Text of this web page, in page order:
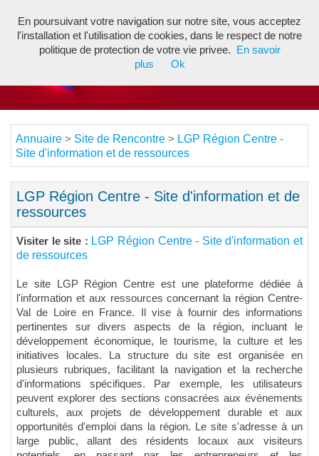
Annuaire > Site de Rencontre > LGP Région Centre -
Site d'information et de ressources
LGP Région Centre - Site d'information et de
ressources
Visiter le site : LGP Région Centre - Site d'information et
de ressources
Le site LGP Région Centre est une plateforme dédiée à
l'information et aux ressources concernant la région Centre-
Val de Loire en France. Il vise à fournir des informations
pertinentes sur divers aspects de la région, incluant le
développement économique, le tourisme, la culture et les
initiatives locales. La structure du site est organisée en
plusieurs rubriques, facilitant la navigation et la recherche
d'informations spécifiques. Par exemple, les utilisateurs
peuvent explorer des sections consacrées aux événements
culturels, aux projets de développement durable et aux
opportunités d'emploi dans la région. Le site s'adresse à un
large public, allant des résidents locaux aux visiteurs
En poursuivant votre navigation sur notre site, vous acceptez
l'installation et l'utilisation de cookies, dans le respect de notre
politique de protection de votre vie privee.
En savoir
plus
Ok